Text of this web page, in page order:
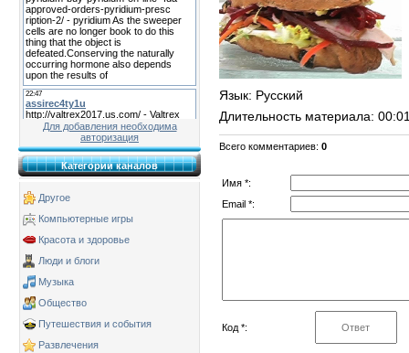
Для добавления необходима
авторизация
Категории каналов
Другое
Компьютерные игры
Красота и здоровье
Люди и блоги
Музыка
Общество
Путешествия и события
Развлечения
Язык: Русский
Длительность материала:
Всего комментариев: 0
Имя *:
Email *:
Код *: